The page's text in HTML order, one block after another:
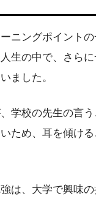
ニングポイント
生の中で、さら
ました。
、学校の先生の言
ため、耳を傾け
は、大学で興味